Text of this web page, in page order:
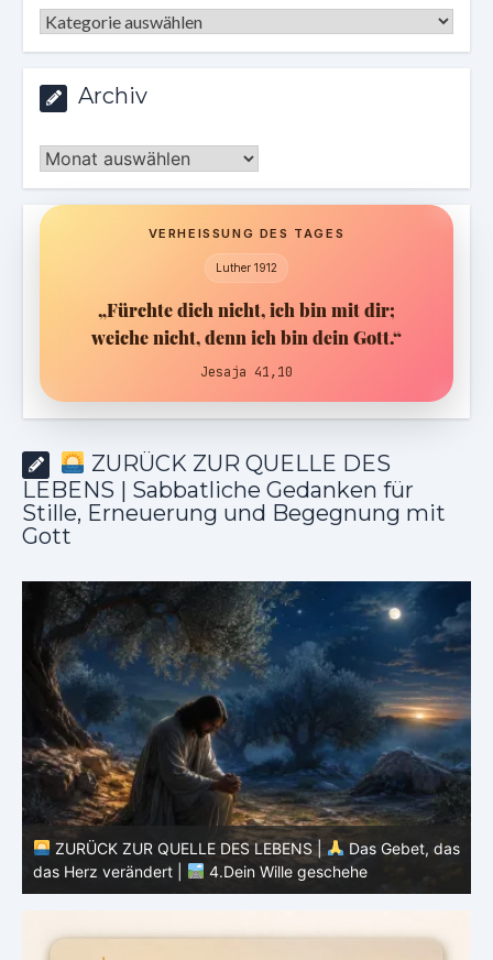
Kategorien
Archiv
Archiv
VERHEISSUNG DES TAGES
Luther 1912
„Fürchte dich nicht, ich bin mit dir;
weiche nicht, denn ich bin dein Gott.“
Jesaja 41,10
ZURÜCK ZUR QUELLE DES
LEBENS | Sabbatliche Gedanken für
Stille, Erneuerung und Begegnung mit
Gott
ZURÜCK ZUR QUELLE DES LEBENS |
Das Gebet, das
das Herz verändert |
3.Dein Reich komme